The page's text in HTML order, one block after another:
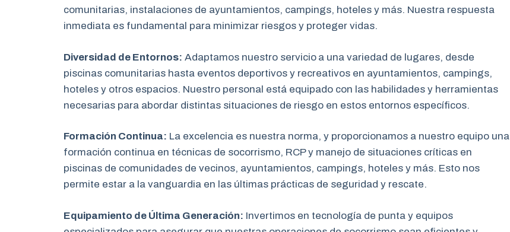
comunitarias, instalaciones de ayuntamientos, campings, hoteles y más. Nuestra respuesta
inmediata es fundamental para minimizar riesgos y proteger vidas.
Diversidad de Entornos: Adaptamos nuestro servicio a una variedad de lugares, desde
piscinas comunitarias hasta eventos deportivos y recreativos en ayuntamientos, campings,
hoteles y otros espacios. Nuestro personal está equipado con las habilidades y herramientas
necesarias para abordar distintas situaciones de riesgo en estos entornos específicos.
Formación Continua: La excelencia es nuestra norma, y proporcionamos a nuestro equipo una
formación continua en técnicas de socorrismo, RCP y manejo de situaciones críticas en
piscinas de comunidades de vecinos, ayuntamientos, campings, hoteles y más. Esto nos
permite estar a la vanguardia en las últimas prácticas de seguridad y rescate.
Equipamiento de Última Generación: Invertimos en tecnología de punta y equipos